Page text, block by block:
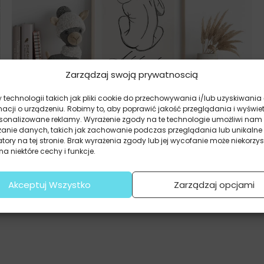
Zarządzaj swoją prywatnoscią
technologii takich jak pliki cookie do przechowywania i/lub uzyskiwania
o urządzeniu. Robimy to, aby poprawić jakość przeglądania i
reklamy. Wyrażenie zgody na te technologie umożliwi nam
danych, takich jak zachowanie podczas przeglądania lub unikalne
na tej stronie. Brak wyrażenia zgody lub jej wycofanie może
niektóre cechy i funkcje.
Akceptuj Wszystko Zarządzaj opcjami
Plakaty
Metryczka Dziecka Narodziny
37.20zł 27.90zł
Najniższa cena promocyjna z ostatnich 30 dni: